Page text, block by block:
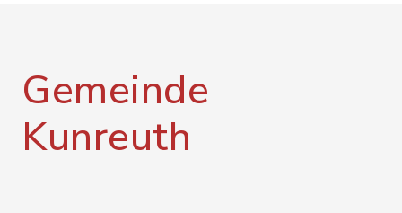
Gemeinde
Kunreuth